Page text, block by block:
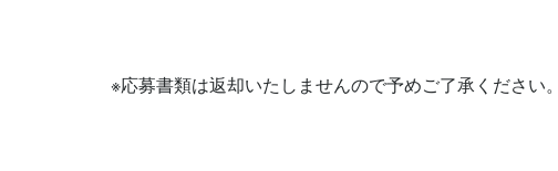
※応募書類は返却いたしませんので予めご了承ください